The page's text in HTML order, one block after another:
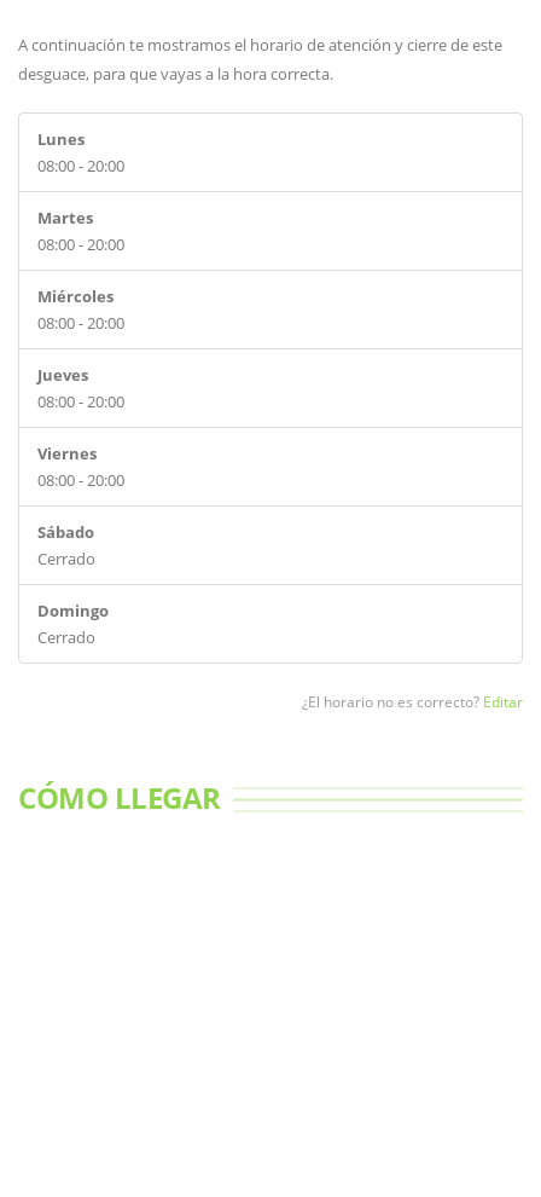
A continuación te mostramos el horario de atención y cierre de este
desguace, para que vayas a la hora correcta.
Lunes
08:00 - 20:00
Martes
08:00 - 20:00
Miércoles
08:00 - 20:00
Jueves
08:00 - 20:00
Viernes
08:00 - 20:00
Sábado
Cerrado
Domingo
Cerrado
¿El horario no es correcto? Editar
CÓMO LLEGAR